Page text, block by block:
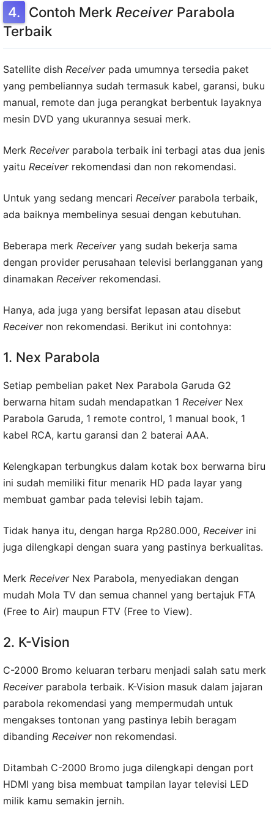
Contoh Merk Receiver Parabola
Terbaik
Satellite dish Receiverpada umumnya tersedia paket
yang pembeliannya sudah termasuk kabel, garansi, buku
manual, remote dan juga perangkat berbentuk layaknya
mesin DVD yang ukurannya sesuai merk.
Merk Receiverparabola terbaik ini terbagi atas dua jenis
yaitu Receiverrekomendasi dan non rekomendasi.
Untuk yang sedang mencari Receiverparabola terbaik,
ada baiknya membelinya sesuai dengan kebutuhan.
Beberapa merk Receiveryang sudah bekerja sama
dengan provider perusahaan televisi berlangganan yang
dinamakan Receiverrekomendasi.
Hanya, ada juga yang bersifat lepasan atau disebut
Receivernon rekomendasi. Berikut ini contohnya:
1. Nex Parabola
Setiap pembelian paket Nex Parabola Garuda G2
berwarna hitam sudah mendapatkan 1 ReceiverNex
Parabola Garuda, 1 remote control, 1 manual book, 1
kabel RCA, kartu garansi dan 2 baterai AAA.
Kelengkapan terbungkus dalam kotak box berwarna biru
ini sudah memiliki fitur menarik HD pada layar yang
membuat gambar pada televisi lebih tajam.
Tidak hanya itu, dengan harga Rp280.000, Receiverini
juga dilengkapi dengan suara yang pastinya berkualitas.
Merk ReceiverNex Parabola, menyediakan dengan
mudah Mola TV dan semua channel yang bertajuk FTA
(Free to Air) maupun FTV (Free to View).
2. K-Vision
C-2000 Bromo keluaran terbaru menjadi salah satu merk
Receiverparabola terbaik. K-Vision masuk dalam jajaran
parabola rekomendasi yang mempermudah untuk
mengakses tontonan yang pastinya lebih beragam
dibanding Receivernon rekomendasi.
Ditambah C-2000 Bromo juga dilengkapi dengan port
HDMI yang bisa membuat tampilan layar televisi LED
milik kamu semakin jernih.